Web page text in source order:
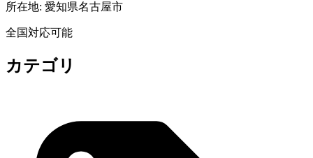
所在地: 愛知県名古屋市
全国対応可能
カテゴリ